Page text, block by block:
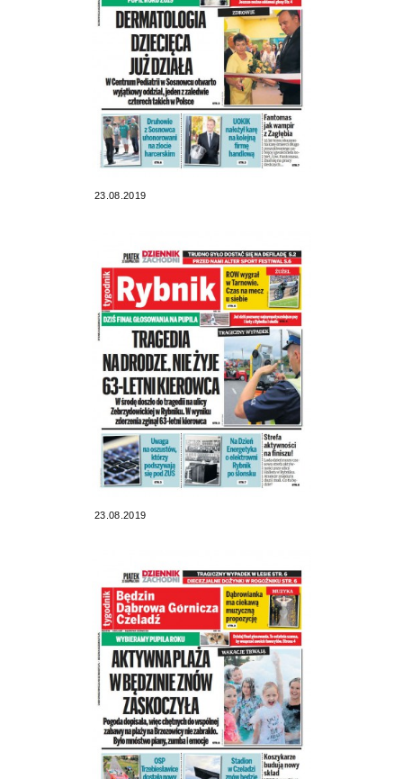
23.08.2019
23.08.2019